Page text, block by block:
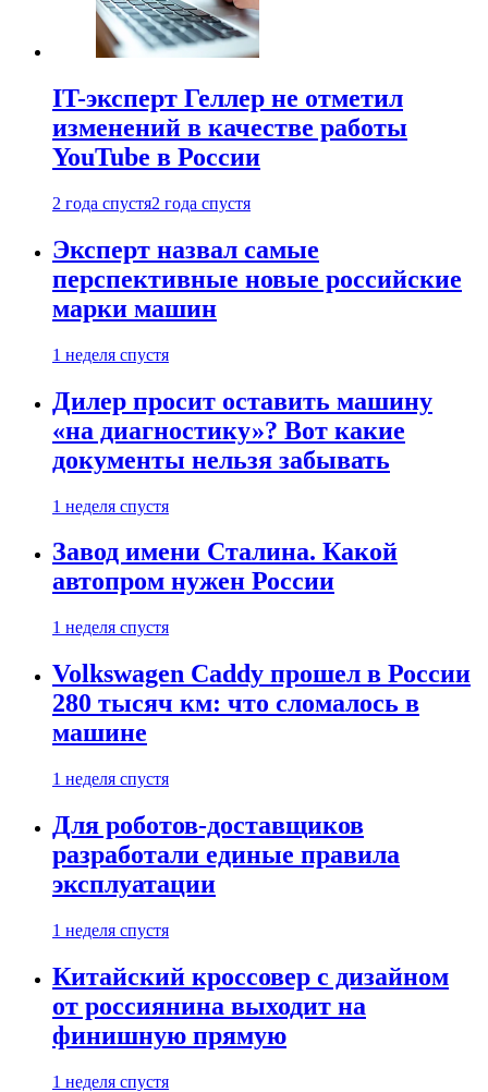
IT-эксперт Геллер не отметил
изменений в качестве работы
YouTube в России
2 года спустя2 года спустя
Эксперт назвал самые
перспективные новые российские
марки машин
1 неделя спустя
Дилер просит оставить машину
«на диагностику»? Вот какие
документы нельзя забывать
1 неделя спустя
Завод имени Сталина. Какой
автопром нужен России
1 неделя спустя
Volkswagen Caddy прошел в России
280 тысяч км: что сломалось в
машине
1 неделя спустя
Для роботов-доставщиков
разработали единые правила
эксплуатации
1 неделя спустя
Китайский кроссовер с дизайном
от россиянина выходит на
финишную прямую
1 неделя спустя